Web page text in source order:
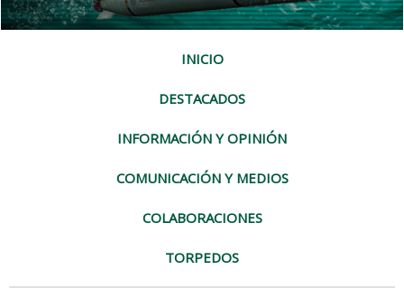
INICIO
DESTACADOS
INFORMACIÓN Y OPINIÓN
COMUNICACIÓN Y MEDIOS
COLABORACIONES
TORPEDOS